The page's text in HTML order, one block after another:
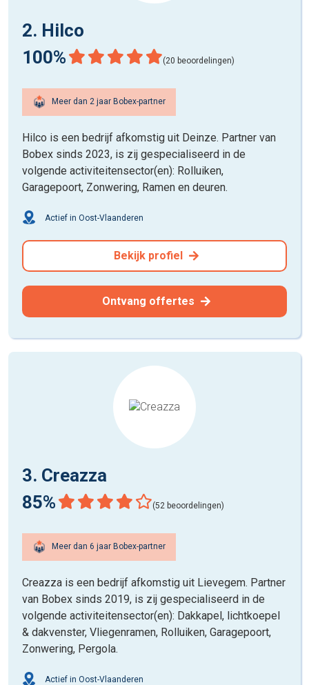
2. Hilco
100%
(20 beoordelingen)
Meer dan 2 jaar Bobex-partner
Hilco is een bedrijf afkomstig uit Deinze. Partner van
Bobex sinds 2023, is zij gespecialiseerd in de
volgende activiteitensector(en): Rolluiken,
Garagepoort, Zonwering, Ramen en deuren.
Actief in Oost-Vlaanderen
Bekijk profiel
Ontvang offertes
3. Creazza
85%
(52 beoordelingen)
Meer dan 6 jaar Bobex-partner
Creazza is een bedrijf afkomstig uit Lievegem. Partner
van Bobex sinds 2019, is zij gespecialiseerd in de
volgende activiteitensector(en): Dakkapel, lichtkoepel
& dakvenster, Vliegenramen, Rolluiken, Garagepoort,
Zonwering, Pergola.
Actief in Oost-Vlaanderen